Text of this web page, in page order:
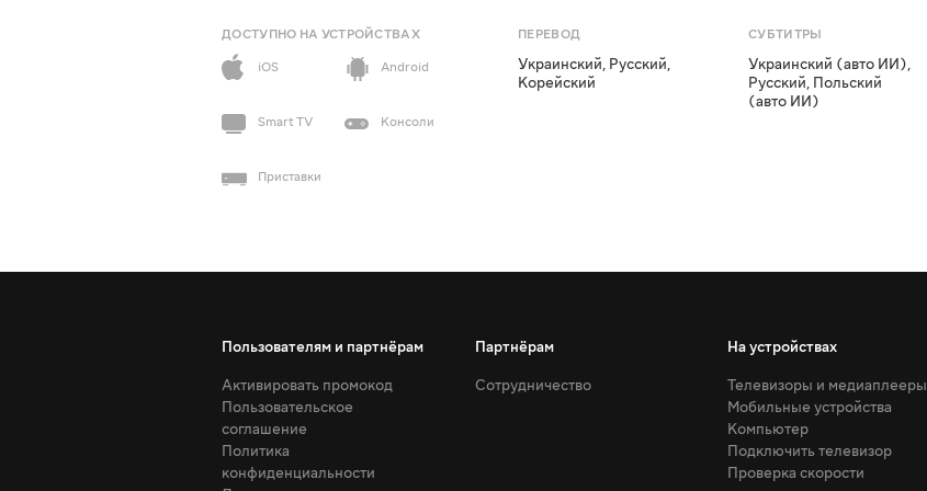
ДОСТУПНО НА УСТРОЙСТВАХ
iOS
Android
Smart TV Консоли
Приставки
ПЕРЕВОД
Украинский, Русский,
Корейский
СУБТИТРЫ
Украинский (авто ИИ),
Русский, Польский
(авто ИИ)
Пользователям и партнёрам
Активировать промокод
Пользовательское
соглашение
Политика
конфиденциальности
Партнёрам
Сотрудничество
На устройствах
Телевизоры и медиаплееры
Мобильные устройства
Компьютер
Подключить телевизор
Проверка скорости